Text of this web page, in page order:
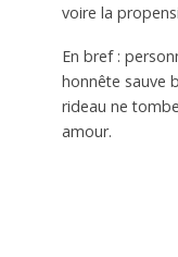
voire la
En bref :
honnête sauve
rideau ne
amour.